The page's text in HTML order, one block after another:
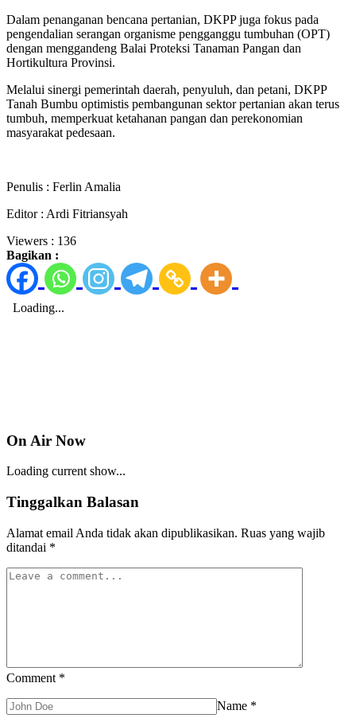
Dalam penanganan bencana pertanian, DKPP juga fokus pada
pengendalian serangan organisme pengganggu tumbuhan (OPT)
dengan menggandeng Balai Proteksi Tanaman Pangan dan
Hortikultura Provinsi.
Melalui sinergi pemerintah daerah, penyuluh, dan petani, DKPP
Tanah Bumbu optimistis pembangunan sektor pertanian akan terus
tumbuh, memperkuat ketahanan pangan dan perekonomian
masyarakat pedesaan.
Penulis : Ferlin Amalia
Editor : Ardi Fitriansyah
Viewers : 136
Bagikan :
On Air Now
Loading current show...
Tinggalkan Balasan
Alamat email Anda tidak akan dipublikasikan. Ruas yang wajib
ditandai *
Comment *
Name *